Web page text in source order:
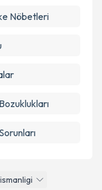
Nöbetleri